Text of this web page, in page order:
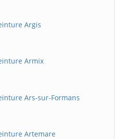
Argis
Armix
Ars-sur-Formans
Artemare